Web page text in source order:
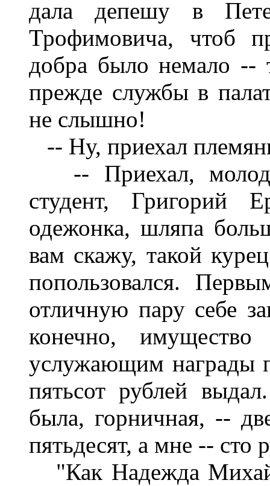
дала депешу в
Трофимовича, чтоб
добра было немало --
прежде службы в
не слышно!
-- Ну, приехал
-- Приехал,
студент, Григорий
одежонка, шляпа
вам скажу, такой
попользовался.
отличную пару себе
конечно,
услужающим награды
пятьсот рублей
была, горничная, --
пятьдесят, а мне -- сто
"Как Надежда